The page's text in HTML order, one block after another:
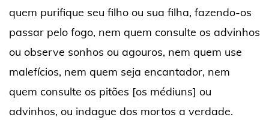
quem purifique seu filho ou sua filha, fazendo-os
passar pelo fogo, nem quem consulte os advinhos
ou observe sonhos ou agouros, nem quem use
malefícios, nem quem seja encantador, nem
quem consulte os pitões [os médiuns] ou
advinhos, ou indague dos mortos a verdade.